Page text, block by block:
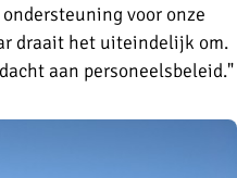
voor onze
draait het uiteindelijk om.
aan personeelsbeleid."